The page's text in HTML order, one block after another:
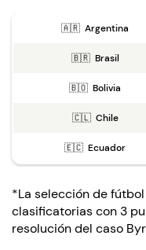
🇦🇷 Argentina
🇧🇷 Brasil
🇧🇴 Bolivia
🇨🇱 Chile
🇪🇨 Ecuador
*La selección de
clasificatorias con 3
resolución del caso